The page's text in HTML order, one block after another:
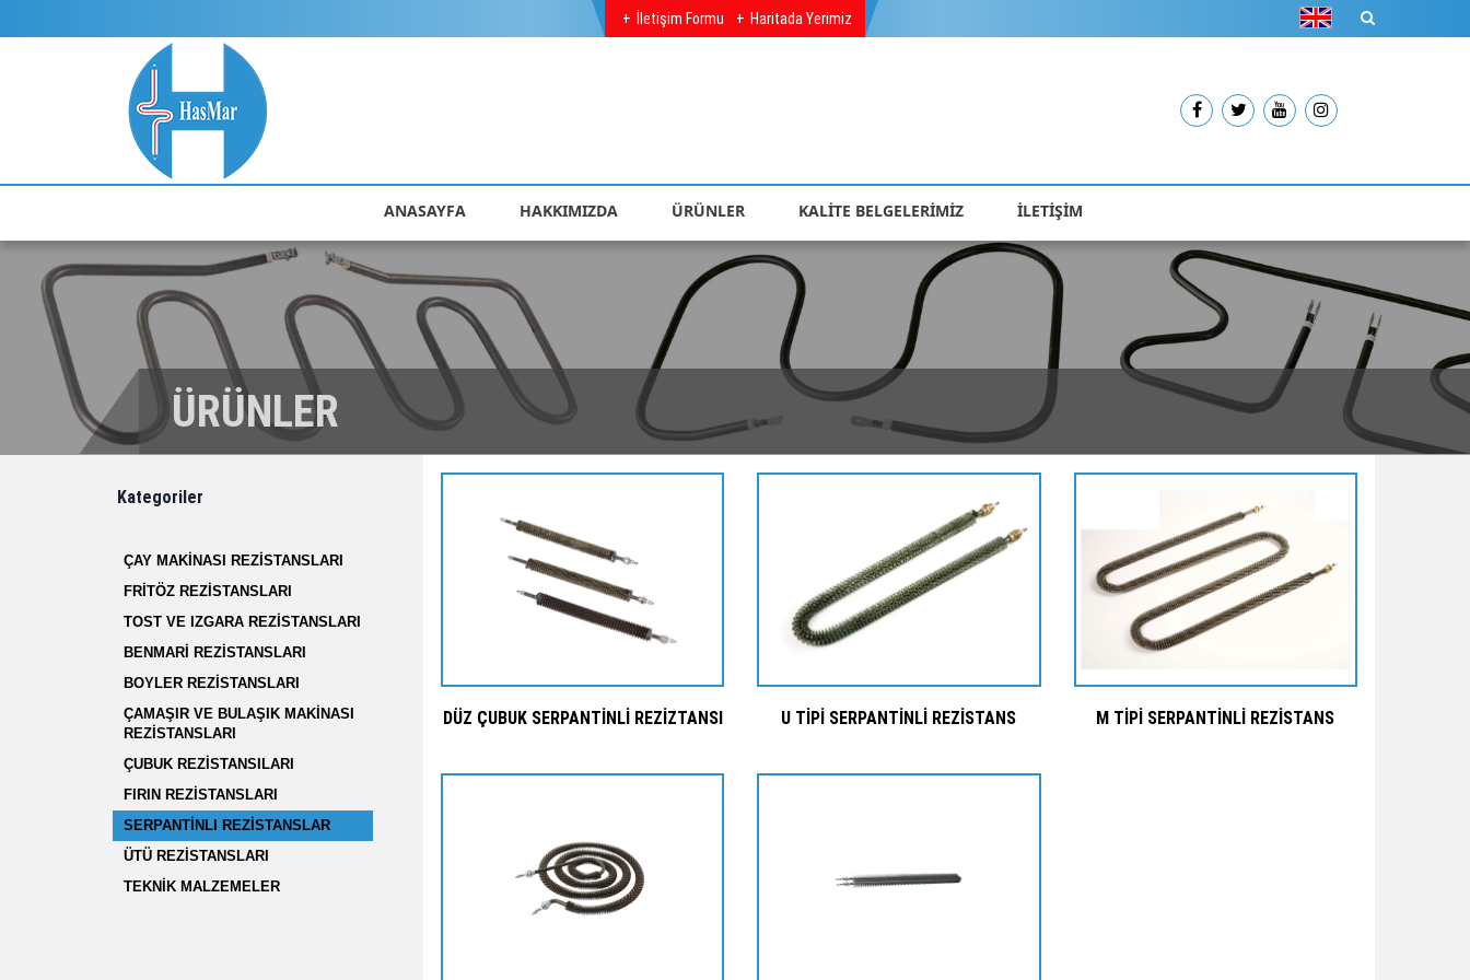
İletişim Formu Haritada Yerimiz
ANASAYFA HAKKIMIZDA ÜRÜNLER KALİTE BELGELERİMİZ İLETİŞİM
ÜRÜNLER
Kategoriler
ÇAY MAKİNASI REZİSTANSLARI
FRİTÖZ REZİSTANSLARI
TOST VE IZGARA REZİSTANSLARI
BENMARİ REZİSTANSLARI
BOYLER REZİSTANSLARI
ÇAMAŞIR VE BULAŞIK MAKİNASI
REZİSTANSLARI
ÇUBUK REZİSTANSILARI
FIRIN REZİSTANSLARI
SERPANTİNLI REZİSTANSLAR
ÜTÜ REZİSTANSLARI
TEKNİK MALZEMELER
DÜZ ÇUBUK SERPANTİNLİ REZİZTANSI U TİPİ SERPANTİNLİ REZİSTANS M TİPİ SERPANTİNLİ REZİSTANS